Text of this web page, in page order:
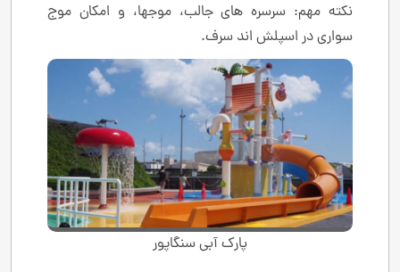
نکته مهم: سرسره های جالب، موجها، و امکان موج
سواری در اسپلش اند سرف.
پارک آبی سنگاپور